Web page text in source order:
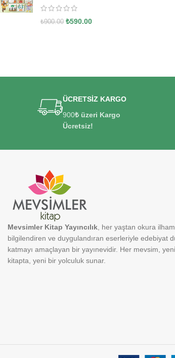
₺900.00 ₺590.00
ÜCRETSİZ KARGO
900₺ üzeri Kargo
Ücretsiz!
Mevsimler Kitap Yayıncılık , her yaştan okura
bilgilendiren ve duygulandıran eserleriyle edebiyat
katmayı amaçlayan bir yayınevidir. Her mevsim,
kitapta, yeni bir yolculuk sunar.